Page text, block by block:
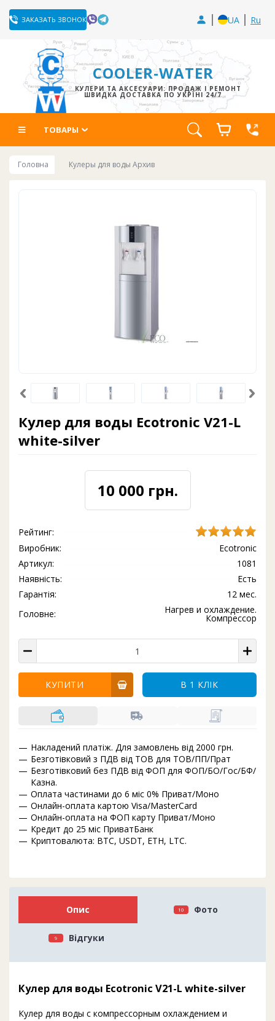
ЗАКАЗАТЬ ЗВОНОК UA Ru
COOLER-WATER
КУЛЕРИ ТА АКСЕСУАРИ: ПРОДАЖ І РЕМОНТ
ШВИДКА ДОСТАВКА ПО УКРЇНІ 24/7
ТОВАРЫ
Головна Кулеры для воды Архив
Кулер для воды Ecotronic V21-L
white-silver
10 000 грн.
Рейтинг:
Ecotronic
Виробник:
1081
Артикул:
Есть
Наявність:
12 мес.
Гарантія:
Нагрев и охлаждение.
Компрессор
Головне:
КУПИТИ В 1 КЛІК
Накладений платіж. Для замовлень від 2000 грн.
Безготівковий з ПДВ від ТОВ для ТОВ/ПП/Прат
Безготівковий без ПДВ від ФОП для ФОП/БО/Гос/БФ/
Казна.
Оплата частинами до 6 міс 0% Приват/Моно
Онлайн-оплата картою Visa/MasterCard
Онлайн-оплата на ФОП карту Приват/Моно
Кредит до 25 міс ПриватБанк
Криптовалюта: BTC, USDT, ETH, LTC.
Опис 10 Фото
9 Відгуки
Кулер для воды Ecotronic V21-L white-silver
Кулер для воды с компрессорным охлаждением и